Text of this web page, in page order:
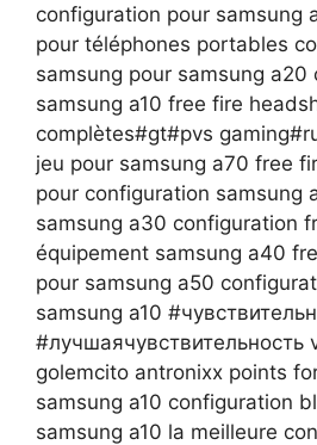
configuration pour samsung
pour téléphones portables
samsung pour samsung a20
samsung a10 free fire
complètes#gt​​​#pvs​​​
jeu pour samsung a70 free
pour configuration samsung
samsung a30 configuration
équipement samsung a40
pour samsung a50
samsung a10
#лучшаячувствительность​​​
golemcito antronixx points
samsung a10 configuration
samsung a10 la meilleure